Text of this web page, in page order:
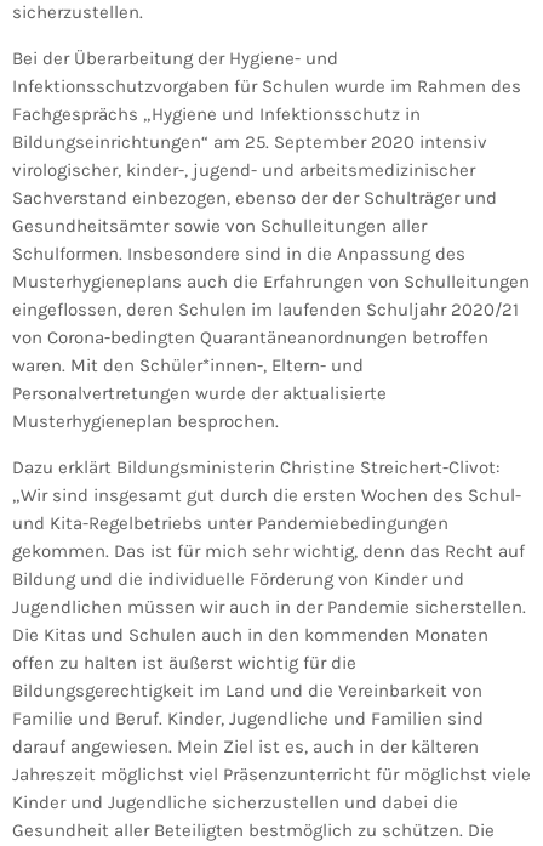
sicherzustellen.
Bei der Überarbeitung der Hygiene- und
Infektionsschutzvorgaben für Schulen wurde im Rahmen des
Fachgesprächs „Hygiene und Infektionsschutz in
Bildungseinrichtungen“ am 25. September 2020 intensiv
virologischer, kinder-, jugend- und arbeitsmedizinischer
Sachverstand einbezogen, ebenso der der Schulträger und
Gesundheitsämter sowie von Schulleitungen aller
Schulformen. Insbesondere sind in die Anpassung des
Musterhygieneplans auch die Erfahrungen von Schulleitungen
eingeflossen, deren Schulen im laufenden Schuljahr 2020/21
von Corona-bedingten Quarantäneanordnungen betroffen
waren. Mit den Schüler*innen-, Eltern- und
Personalvertretungen wurde der aktualisierte
Musterhygieneplan besprochen.
Dazu erklärt Bildungsministerin Christine Streichert-Clivot:
„Wir sind insgesamt gut durch die ersten Wochen des Schul-
und Kita-Regelbetriebs unter Pandemiebedingungen
gekommen. Das ist für mich sehr wichtig, denn das Recht auf
Bildung und die individuelle Förderung von Kinder und
Jugendlichen müssen wir auch in der Pandemie sicherstellen.
Die Kitas und Schulen auch in den kommenden Monaten
offen zu halten ist äußerst wichtig für die
Bildungsgerechtigkeit im Land und die Vereinbarkeit von
Familie und Beruf. Kinder, Jugendliche und Familien sind
darauf angewiesen. Mein Ziel ist es, auch in der kälteren
Jahreszeit möglichst viel Präsenzunterricht für möglichst viele
Kinder und Jugendliche sicherzustellen und dabei die
Gesundheit aller Beteiligten bestmöglich zu schützen. Die